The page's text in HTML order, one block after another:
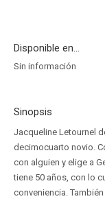
Disponible en...
Sin información
Sinopsis
Jacqueline Letournel
decimocuarto novio.
con alguien y elige a
tiene 50 años, con lo
conveniencia.